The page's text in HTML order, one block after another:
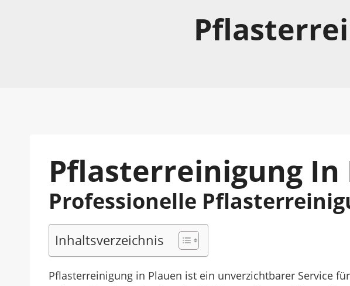
Pflasterreinigung In
Professionelle
Inhaltsverzeichnis
Pflasterreinigung in Plauen ist ein unverzichtbarer Service